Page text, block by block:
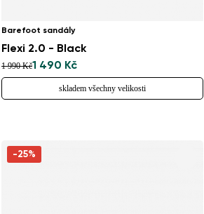
Barefoot sandály
Flexi 2.0 - Black
1 990 Kč1 490 Kč
skladem všechny velikosti
-25%